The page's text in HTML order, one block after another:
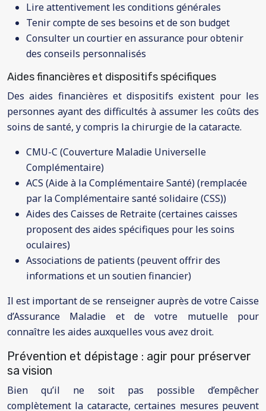
Lire attentivement les conditions générales
Tenir compte de ses besoins et de son budget
Consulter un courtier en assurance pour obtenir
des conseils personnalisés
Aides financières et dispositifs spécifiques
Des aides financières et dispositifs existent pour les
personnes ayant des difficultés à assumer les coûts des
soins de santé, y compris la chirurgie de la cataracte.
CMU-C (Couverture Maladie Universelle
Complémentaire)
ACS (Aide à la Complémentaire Santé) (remplacée
par la Complémentaire santé solidaire (CSS))
Aides des Caisses de Retraite (certaines caisses
proposent des aides spécifiques pour les soins
oculaires)
Associations de patients (peuvent offrir des
informations et un soutien financier)
Il est important de se renseigner auprès de votre Caisse
d’Assurance Maladie et de votre mutuelle pour
connaître les aides auxquelles vous avez droit.
Prévention et dépistage : agir pour préserver
sa vision
Bien qu’il ne soit pas possible d’empêcher
complètement la cataracte, certaines mesures peuvent